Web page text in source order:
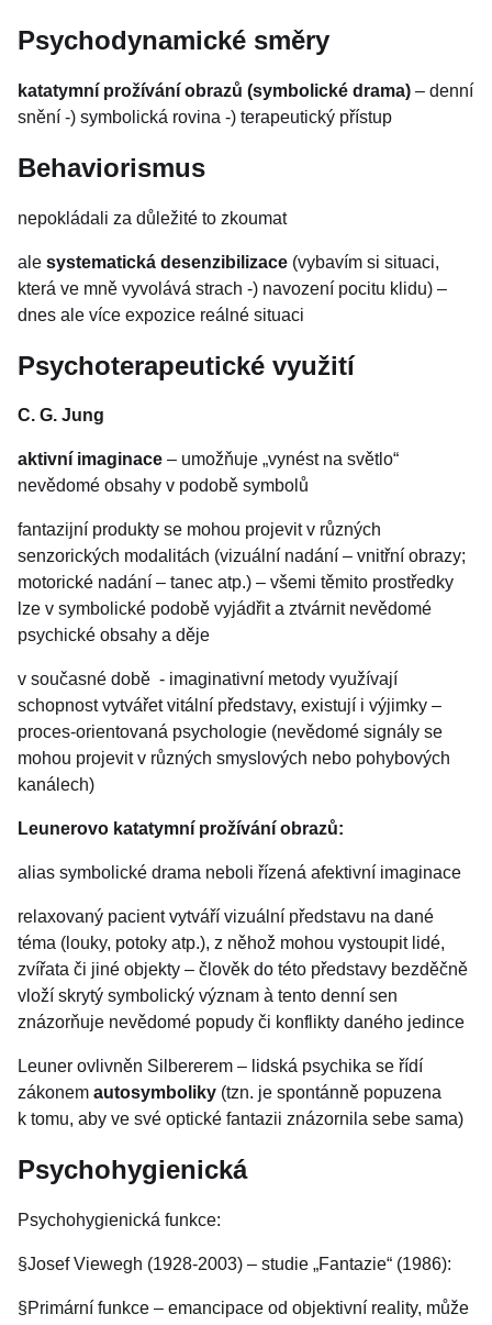
Psychodynamické směry
katatymní prožívání obrazů (symbolické drama) – denní
snění -) symbolická rovina -) terapeutický přístup
Behaviorismus
nepokládali za důležité to zkoumat
ale systematická desenzibilizace (vybavím si situaci,
která ve mně vyvolává strach -) navození pocitu klidu) –
dnes ale více expozice reálné situaci
Psychoterapeutické využití
C. G. Jung
aktivní imaginace – umožňuje „vynést na světlo“
nevědomé obsahy v podobě symbolů
fantazijní produkty se mohou projevit v různých
senzorických modalitách (vizuální nadání – vnitřní obrazy;
motorické nadání – tanec atp.) – všemi těmito prostředky
lze v symbolické podobě vyjádřit a ztvárnit nevědomé
psychické obsahy a děje
v současné době - imaginativní metody využívají
schopnost vytvářet vitální představy, existují i výjimky –
proces-orientovaná psychologie (nevědomé signály se
mohou projevit v různých smyslových nebo pohybových
kanálech)
Leunerovo katatymní prožívání obrazů:
alias symbolické drama neboli řízená afektivní imaginace
relaxovaný pacient vytváří vizuální představu na dané
téma (louky, potoky atp.), z něhož mohou vystoupit lidé,
zvířata či jiné objekty – člověk do této představy bezděčně
vloží skrytý symbolický význam à tento denní sen
znázorňuje nevědomé popudy či konflikty daného jedince
Leuner ovlivněn Silbererem – lidská psychika se řídí
zákonem autosymboliky (tzn. je spontánně popuzena
k tomu, aby ve své optické fantazii znázornila sebe sama)
Psychohygienická
Psychohygienická funkce:
§Josef Viewegh (1928-2003) – studie „Fantazie“ (1986):
§Primární funkce – emancipace od objektivní reality, může